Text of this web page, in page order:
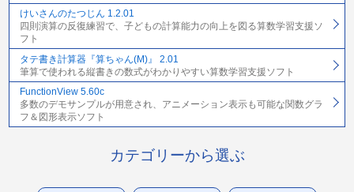
けいさんのたつじん 1.2.01
四則演算の反復練習で、子どもの計算能力の向上を図る算数学習支援ソ
フト
タテ書き計算器『算ちゃん(M)』 2.01
筆算で使われる縦書きの数式がわかりやすい算数学習支援ソフト
FunctionView 5.60c
多数のデモサンプルが用意され、アニメーション表示も可能な関数グラ
フ＆図形表示ソフト
カテゴリーから選ぶ